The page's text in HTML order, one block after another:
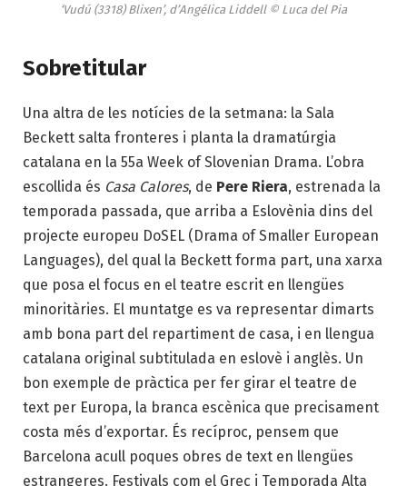
‘Vudú (3318) Blixen’, d’Angélica Liddell © Luca del Pia
Sobretitular
Una altra de les notícies de la setmana: la Sala
Beckett salta fronteres i planta la dramatúrgia
catalana en la 55a Week of Slovenian Drama. L’obra
escollida és Casa Calores, de Pere Riera, estrenada la
temporada passada, que arriba a Eslovènia dins del
projecte europeu DoSEL (Drama of Smaller European
Languages), del qual la Beckett forma part, una xarxa
que posa el focus en el teatre escrit en llengües
minoritàries. El muntatge es va representar dimarts
amb bona part del repartiment de casa, i en llengua
catalana original subtitulada en eslovè i anglès. Un
bon exemple de pràctica per fer girar el teatre de
text per Europa, la branca escènica que precisament
costa més d’exportar. És recíproc, pensem que
Barcelona acull poques obres de text en llengües
estrangeres. Festivals com el Grec i Temporada Alta